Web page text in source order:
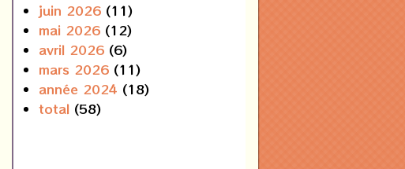
juin 2026 (11)
mai 2026 (12)
avril 2026 (6)
mars 2026 (11)
année 2024 (18)
total (58)